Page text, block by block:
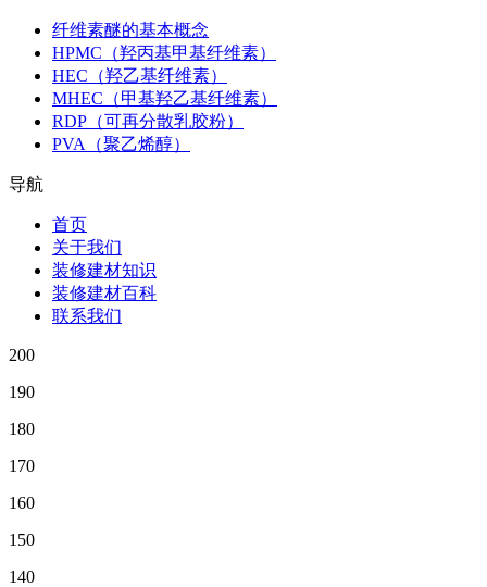
纤维素醚的基本概念
HPMC（羟丙基甲基纤维素）
HEC（羟乙基纤维素）
MHEC（甲基羟乙基纤维素）
RDP（可再分散乳胶粉）
PVA（聚乙烯醇）
导航
首页
关于我们
装修建材知识
装修建材百科
联系我们
200
190
180
170
160
150
140